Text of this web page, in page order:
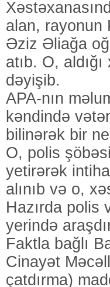
alan, rayonun
Əziz Əliağa
atıb. O,
dəyişib.
APA-nın
kəndində
bilinərək bir
O, polis
yetirərək
alınıb və o,
Hazırda polis
yerində
Faktla bağlı
Cinayət
çatdırma)